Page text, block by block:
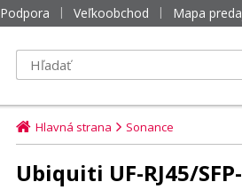
Podpora Veľkoobchod Mapa
Hlavná strana Sonance
Ubiquiti UF-RJ45/